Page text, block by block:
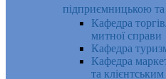
підприємницькою
Кафедра
митної справи
Кафедра
Кафедра
та